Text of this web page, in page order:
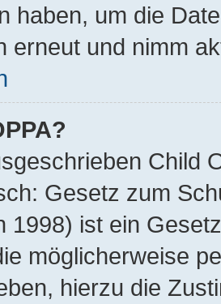
haben, um die
erneut und nimm
Child
Gesetz zum
1998) ist ein
möglicherweise
hierzu die